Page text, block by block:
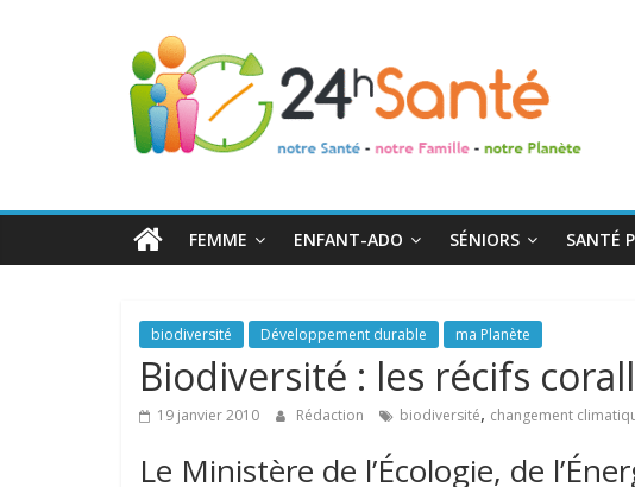
24h
Santé
toute
FEMME ENFANT-ADO SÉNIORS SANTÉ
biodiversité Développement durable ma Planète
Biodiversité : les récifs
19 janvier 2010 Rédaction biodiversité, changement
Le Ministère de l’Écologie, de